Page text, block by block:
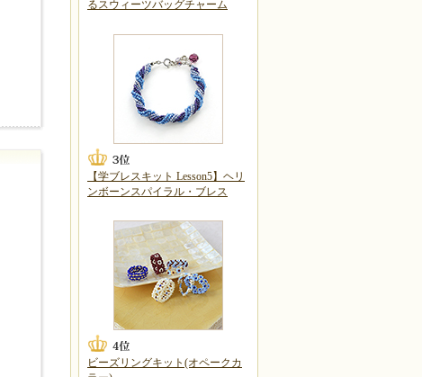
るスウィーツバッグチャーム
【学ブレスキット Lesson5】ヘリ
ンボーンスパイラル・ブレス
ビーズリングキット(オペークカ